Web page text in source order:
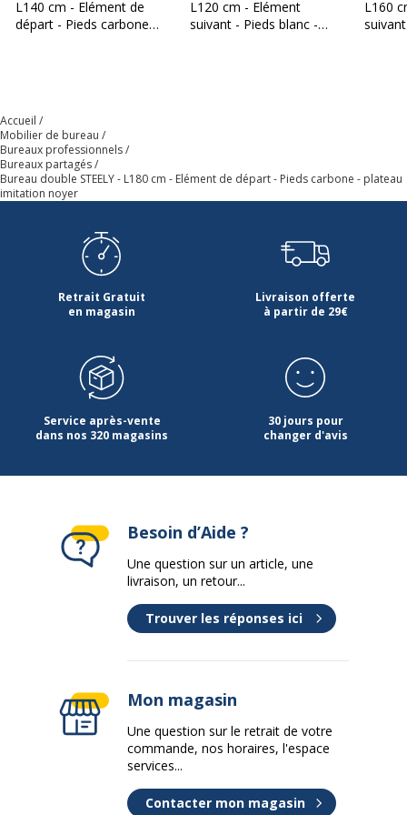
Chants ABS 2mm
Densité panneaux
Épaisseur
Largeur du plateau 180 cm
Matériau Panneau de particules
Nature de la Finition surface
supèrieur
Mélaminé haute
résistance
Profondeur 163 cm
Données d'identification
Marque Burocean
Référence produit fabricant LY048YRA
Caractéristiques de base
Matériau de la base Acier
Nature de la finition Époxy
Pied en A
L140 cm - Elément de
départ - Pieds carbone -
L120 cm - Elément
suivant - Pieds blanc -
L160
Accueil
Mobilier de bureau
Bureaux professionnels
Bureaux partagés
Bureau double STEELY - L180 cm - Elément de départ - Pieds carbone - plateau
imitation noyer
Retrait Gratuit
en magasin
Livraison offerte
à partir de 29€
Service après-vente
dans nos 320 magasins
30 jours pour
changer d'avis
Besoin d’Aide ?
Une question sur un article, une
livraison, un retour...
Trouver les réponses ici
Mon magasin
Une question sur le retrait de votre
commande, nos horaires, l'espace
services...
Contacter mon magasin